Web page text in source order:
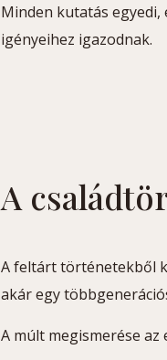
Minden kutatás egyedi,
igényeihez igazodnak.
A
A feltárt történetekből
akár egy
A múlt megismerése az